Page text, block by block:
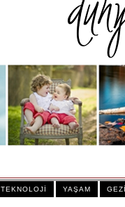
TEKNOLOJİ YAŞAM GEZİ